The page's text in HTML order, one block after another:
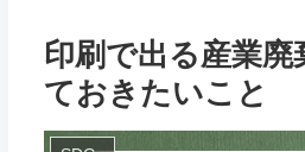
印刷で出る産業
ておきたいこと